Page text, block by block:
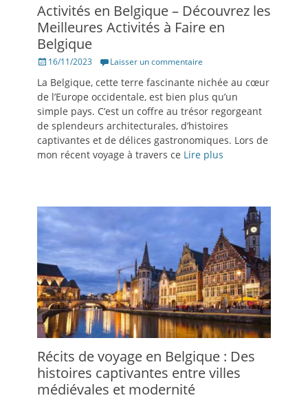
Activités en Belgique – Découvrez les
Meilleures Activités à Faire en
Belgique
Posté16/11/2023 Laisser un commentaire
La Belgique, cette terre fascinante nichée au cœur
de l’Europe occidentale, est bien plus qu’un
simple pays. C’est un coffre au trésor regorgeant
de splendeurs architecturales, d’histoires
captivantes et de délices gastronomiques. Lors de
mon récent voyage à travers ce Lire plus
Récits de voyage en Belgique : Des
histoires captivantes entre villes
médiévales et modernité